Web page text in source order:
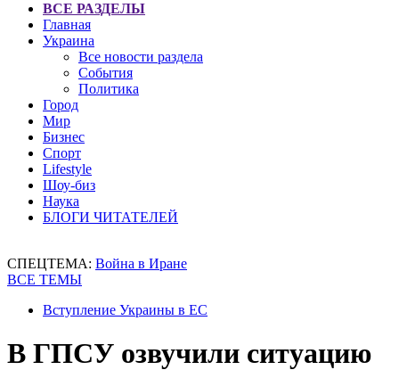
ВСЕ РАЗДЕЛЫ
Главная
Украина
Все новости раздела
События
Политика
Город
Мир
Бизнес
Спорт
Lifestyle
Шоу-биз
Наука
БЛОГИ ЧИТАТЕЛЕЙ
СПЕЦТЕМА: Война в Иране
ВСЕ ТЕМЫ
Вступление Украины в ЕС
В ГПСУ озвучили ситуацию